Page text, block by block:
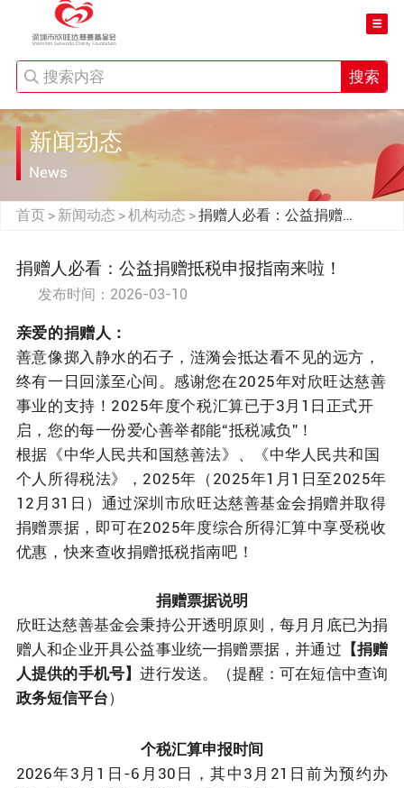
搜索
新闻动态
News
首页 > 新闻动态 >机构动态 >捐赠人必看：公益捐赠抵
捐赠人必看：公益捐赠抵税申报指南来啦！
发布时间：2026-03-10
亲爱的捐赠人：
善意像掷入静水的石子，涟漪会抵达看不见的远方，
终有一日回漾至心间。感谢您在2025年对欣旺达慈善
事业的支持！2025年度个税汇算已于3月1日正式开
启，您的每一份爱心善举都能“抵税减负”！
根据《中华人民共和国慈善法》、《中华人民共和国
个人所得税法》，2025年（2025年1月1日至2025年
12月31日）通过深圳市欣旺达慈善基金会捐赠并取得
捐赠票据，即可在2025年度综合所得汇算中享受税收
优惠，快来查收捐赠抵税指南吧！
捐赠票据说明
欣旺达慈善基金会秉持公开透明原则，每月月底已为捐
赠人和企业开具公益事业统一捐赠票据，并通过 【捐赠
人提供的手机号】进行发送。（提醒：可在短信中查询
政务短信平台）
个税汇算申报时间
2026年3月1日-6月30日，其中3月21日前为预约办